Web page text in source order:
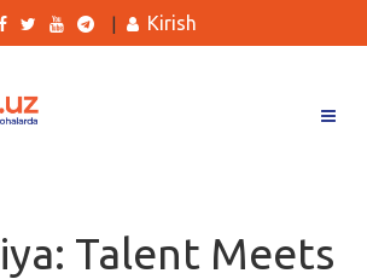
Kirish
Talent Meets